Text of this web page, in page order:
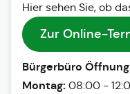
Hier sehen Sie, ob
Zur Online-
Bürgerbüro
Montag: 08:00 -